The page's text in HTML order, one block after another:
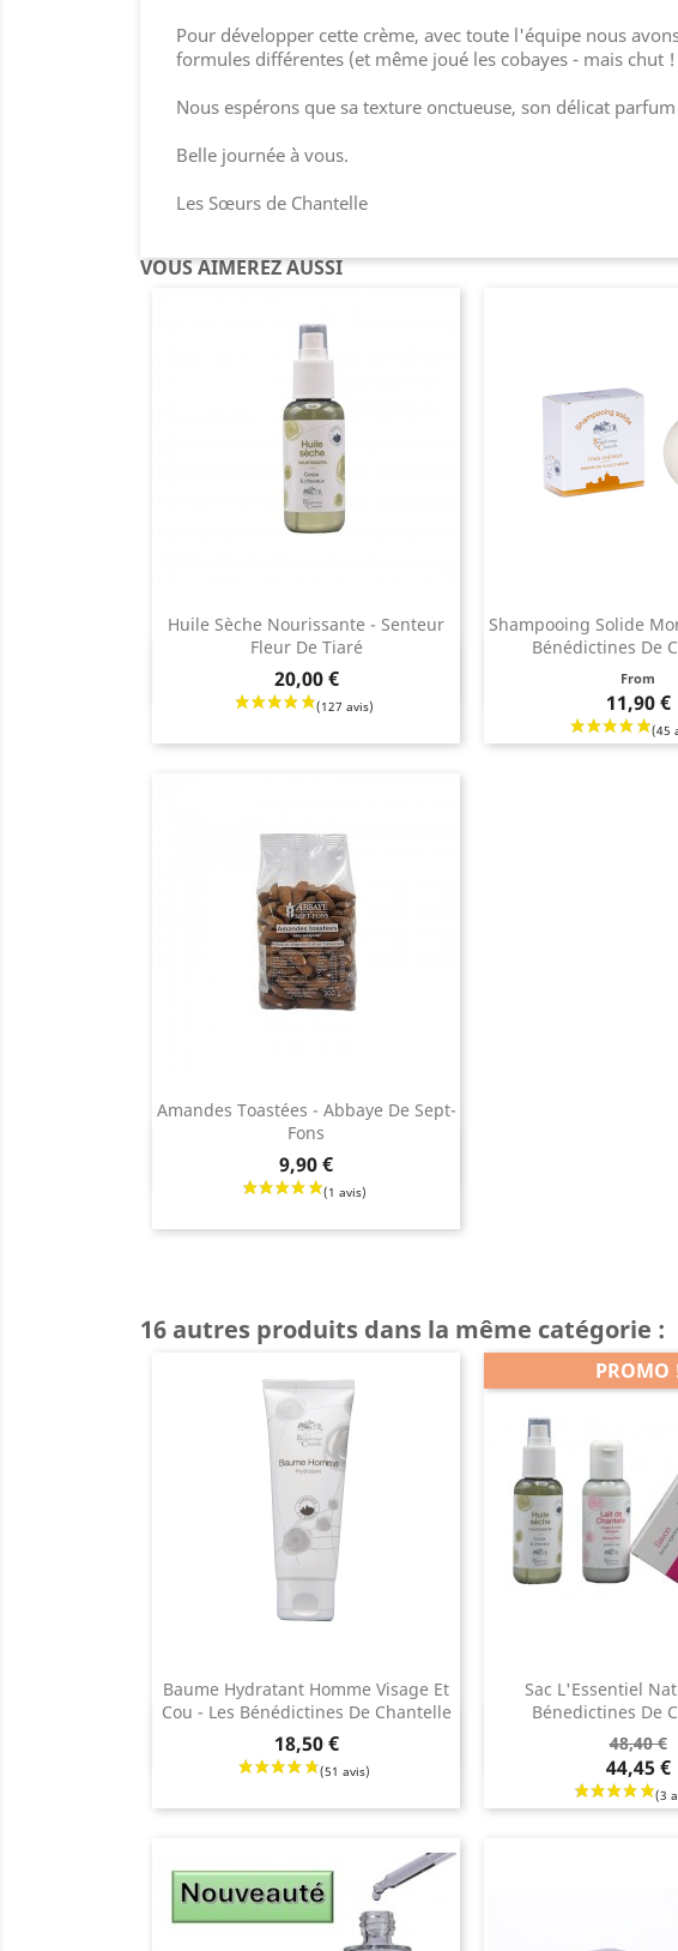
Pour développer cette crème, avec toute l'équipe nous
formules différentes (et même joué les cobayes - mais chut
Nous espérons que sa texture onctueuse, son délicat
Belle journée à vous.
Les Sœurs de Chantelle
VOUS AIMEREZ AUSSI
Huile Sèche Nourissante - Senteur
Fleur De Tiaré
20,00 €
Aperçu rapide
Shampooing Solide
Bénédictines De
From
11,90 €
Aperçu
Amandes Toastées - Abbaye De Sept-
Fons
9,90 €
Aperçu rapide
16 autres produits dans la même catégorie :
Baume Hydratant Homme Visage Et
Cou - Les Bénédictines De Chantelle
18,50 €
Aperçu rapide
Sac L'Essentiel
Bénedictines De
48,40 €
44,45 €
PROMO
Aperçu